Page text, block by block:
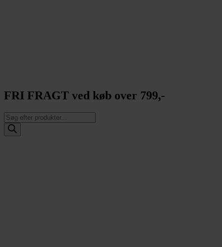
FRI FRAGT ved køb over 799,-
Products
search